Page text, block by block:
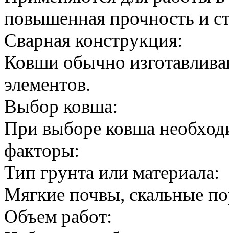
повышенная прочность и
Сварная конструкция:
Ковши обычно
элементов.
Выбор ковша:
При выборе ковша
факторы:
Тип грунта или материала:
Мягкие почвы, скальные
Объем работ: